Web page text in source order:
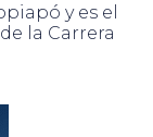
y es el
la Carrera